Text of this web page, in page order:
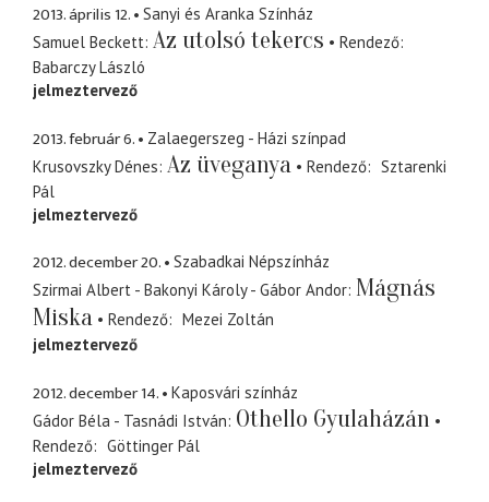
2013. április 12.
Sanyi és Aranka Színház
Samuel Beckett Az utolsó tekercs
Rendező
Babarczy László
jelmeztervező
2013. február 6.
Zalaegerszeg - Házi színpad
Krusovszky Dénes Az üveganya Rendező
Sztarenki
Pál
jelmeztervező
2012. december 20.
Szabadkai Népszínház
Szirmai Albert - Bakonyi Károly - Gábor Andor Mágnás
Miska
Rendező
Mezei Zoltán
jelmeztervező
2012. december 14.
Kaposvári színház
Gádor Béla - Tasnádi István Othello Gyulaházán
Rendező
Göttinger Pál
jelmeztervező